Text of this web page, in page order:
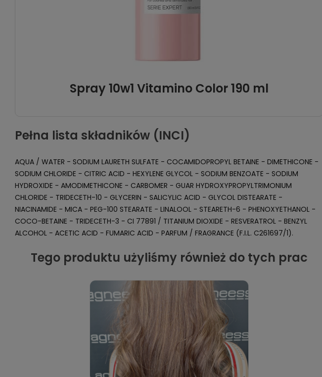
Spray 10w1 Vitamino Color 190 ml
Pełna lista składników (INCI)
AQUA / WATER - SODIUM LAURETH SULFATE - COCAMIDOPROPYL BETAINE - DIMETHICONE -
SODIUM CHLORIDE - CITRIC ACID - HEXYLENE GLYCOL - SODIUM BENZOATE - SODIUM
HYDROXIDE - AMODIMETHICONE - CARBOMER - GUAR HYDROXYPROPYLTRIMONIUM
CHLORIDE - TRIDECETH-10 - GLYCERIN - SALICYLIC ACID - GLYCOL DISTEARATE -
NIACINAMIDE - MICA - PEG-100 STEARATE - LINALOOL - STEARETH-6 - PHENOXYETHANOL -
COCO-BETAINE - TRIDECETH-3 - CI 77891 / TITANIUM DIOXIDE - RESVERATROL - BENZYL
ALCOHOL - ACETIC ACID - FUMARIC ACID - PARFUM / FRAGRANCE (F.I.L. C261697/1).
Tego produktu użyliśmy również do tych prac